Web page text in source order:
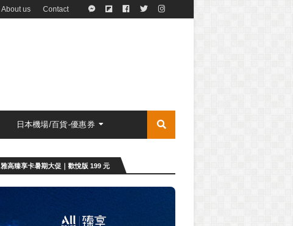
About us Contact
日本機場/百貨-優惠券
雅高臻享卡暑期大促｜歡悅版 199 元